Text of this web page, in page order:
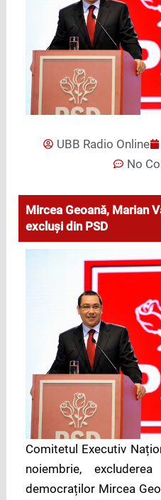
UBB Radio Online
No
Mircea Geoană, Marian
excluși din PSD
Comitetul Executiv
noiembrie,
democraților Mircea